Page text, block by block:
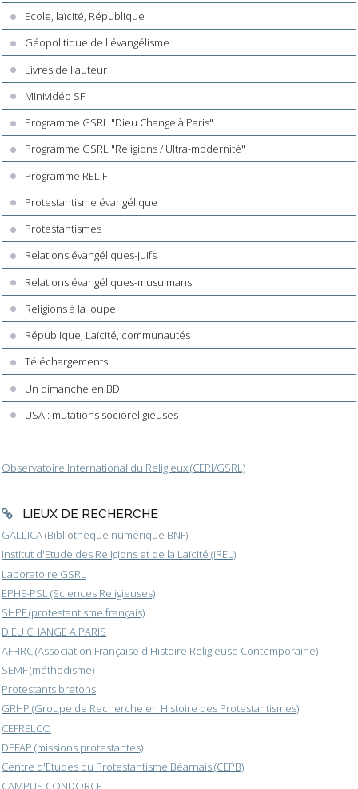
Ecole, laïcité, République
Géopolitique de l'évangélisme
Livres de l'auteur
Minividéo SF
Programme GSRL "Dieu Change à Paris"
Programme GSRL "Religions / Ultra-modernité"
Programme RELIF
Protestantisme évangélique
Protestantismes
Relations évangéliques-juifs
Relations évangéliques-musulmans
Religions à la loupe
République, Laïcité, communautés
Téléchargements
Un dimanche en BD
USA : mutations socioreligieuses
Observatoire International du Religieux (CERI/GSRL)
LIEUX DE RECHERCHE
GALLICA (Bibliothèque numérique BNF)
Institut d'Etude des Religions et de la Laïcité (IREL)
Laboratoire GSRL
EPHE-PSL (Sciences Religieuses)
SHPF (protestantisme français)
DIEU CHANGE A PARIS
AFHRC (Association Française d'Histoire Religieuse Contemporaine)
SEMF (méthodisme)
Protestants bretons
GRHP (Groupe de Recherche en Histoire des Protestantismes)
CEFRELCO
DEFAP (missions protestantes)
Centre d'Etudes du Protestantisme Béarnais (CEPB)
CAMPUS CONDORCET